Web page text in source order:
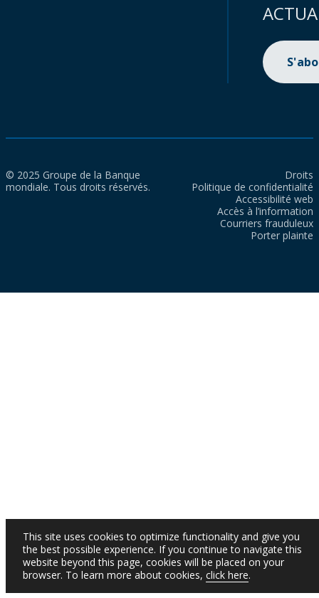
© 2025 Groupe de la Banque
mondiale. Tous droits réservés.
Droits
Politique de confidentialité
Accessibilité web
Accès à l’information
Courriers frauduleux
Porter plainte
This site uses cookies to optimize functionality and give you
the best possible experience. If you continue to navigate this
website beyond this page, cookies will be placed on your
browser. To learn more about cookies, click here.